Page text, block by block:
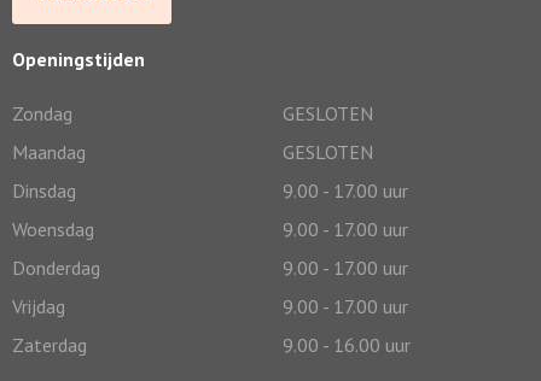
Openingstijden
Zondag
GESLOTEN
Maandag
GESLOTEN
Dinsdag
9.00 - 17.00 uur
Woensdag
9.00 - 17.00 uur
Donderdag
9.00 - 17.00 uur
Vrijdag
9.00 - 17.00 uur
Zaterdag
9.00 - 16.00 uur